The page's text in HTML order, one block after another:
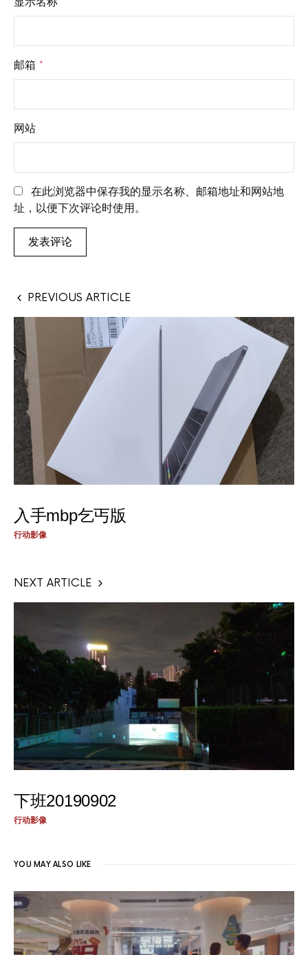
邮箱 *
网站
在此浏览器中保存我的显示名称、邮箱地址和网站地
址，以便下次评论时使用。
PREVIOUS ARTICLE
入手mbp乞丐版
行动影像
NEXT ARTICLE
下班20190902
行动影像
YOU MAY ALSO LIKE